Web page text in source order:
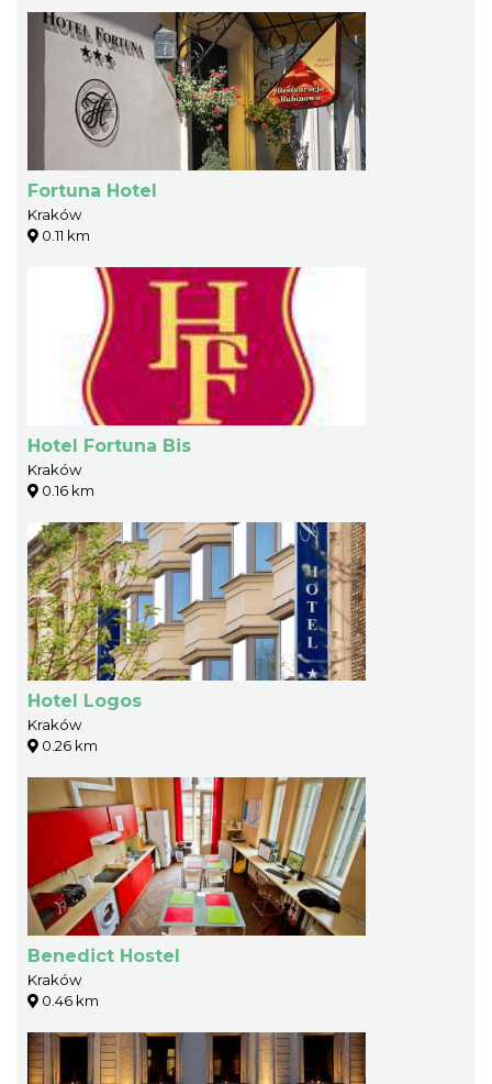
Fortuna Hotel
Kraków
0.11 km
Hotel Fortuna Bis
Kraków
0.16 km
Hotel Logos
Kraków
0.26 km
Benedict Hostel
Kraków
0.46 km